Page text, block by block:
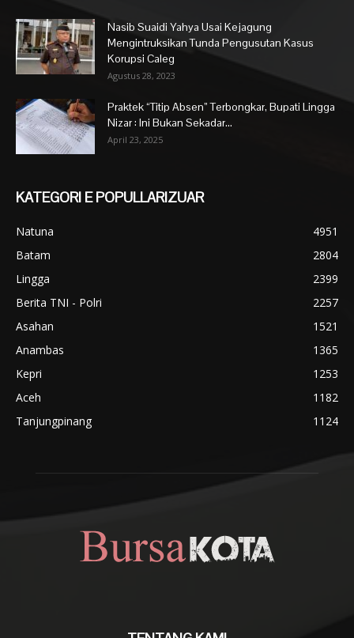
Nasib Suaidi Yahya Usai Kejagung
Mengintruksikan Tunda Pengusutan Kasus
Korupsi Caleg
Agustus 28, 2023
Praktek “Titip Absen” Terbongkar, Bupati Lingga
Nizar : Ini Bukan Sekadar...
April 23, 2025
KATEGORI E POPULLARIZUAR
Natuna
4951
Batam
2804
Lingga
2399
Berita TNI - Polri
2257
Asahan
1521
Anambas
1365
Kepri
1253
Aceh
1182
Tanjungpinang
1124